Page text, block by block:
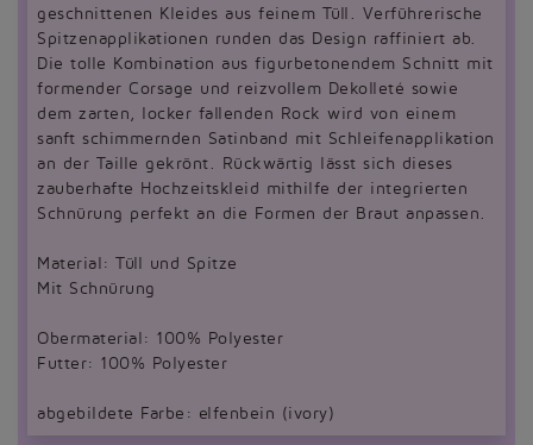
geschnittenen Kleides aus feinem Tüll. Verführerische
Spitzenapplikationen runden das Design raffiniert ab.
Die tolle Kombination aus figurbetonendem Schnitt mit
formender Corsage und reizvollem Dekolleté sowie
dem zarten, locker fallenden Rock wird von einem
sanft schimmernden Satinband mit Schleifenapplikation
an der Taille gekrönt. Rückwärtig lässt sich dieses
zauberhafte Hochzeitskleid mithilfe der integrierten
Schnürung perfekt an die Formen der Braut anpassen.
Material: Tüll und Spitze
Mit Schnürung
Obermaterial: 100% Polyester
Futter: 100% Polyester
abgebildete Farbe: elfenbein (ivory)